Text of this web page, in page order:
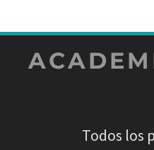
Todos los